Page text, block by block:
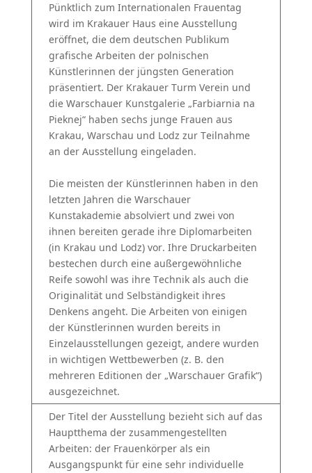
Pünktlich zum Internationalen Frauentag
wird im Krakauer Haus eine Ausstellung
eröffnet, die dem deutschen Publikum
grafische Arbeiten der polnischen
Künstlerinnen der jüngsten Generation
präsentiert. Der Krakauer Turm Verein und
die Warschauer Kunstgalerie „Farbiarnia na
Pieknej“ haben sechs junge Frauen aus
Krakau, Warschau und Lodz zur Teilnahme
an der Ausstellung eingeladen.
Die meisten der Künstlerinnen haben in den
letzten Jahren die Warschauer
Kunstakademie absolviert und zwei von
ihnen bereiten gerade ihre Diplomarbeiten
(in Krakau und Lodz) vor. Ihre Druckarbeiten
bestechen durch eine außergewöhnliche
Reife sowohl was ihre Technik als auch die
Originalität und Selbständigkeit ihres
Denkens angeht. Die Arbeiten von einigen
der Künstlerinnen wurden bereits in
Einzelausstellungen gezeigt, andere wurden
in wichtigen Wettbewerben (z. B. den
mehreren Editionen der „Warschauer Grafik“)
ausgezeichnet.
Der Titel der Ausstellung bezieht sich auf das
Hauptthema der zusammengestellten
Arbeiten: der Frauenkörper als ein
Ausgangspunkt für eine sehr individuelle